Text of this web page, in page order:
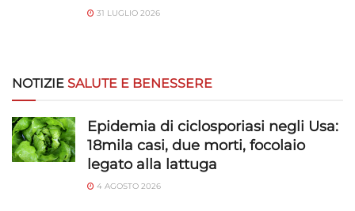
31 LUGLIO 2026
NOTIZIE SALUTE E BENESSERE
Epidemia di ciclosporiasi negli Usa:
18mila casi, due morti, focolaio
legato alla lattuga
4 AGOSTO 2026